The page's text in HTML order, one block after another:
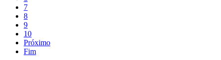
7
8
9
10
Próximo
Fim